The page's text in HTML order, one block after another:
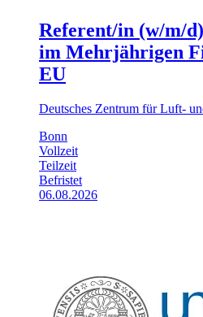
Referent/in (w/m/
im Mehrjährigen
EU
Deutsches Zentrum für Luft-
Bonn
Vollzeit
Teilzeit
Befristet
06.08.2026